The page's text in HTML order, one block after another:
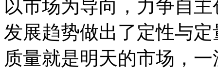
以市场为导向，力争自
发展趋势做出了定性与
质量就是明天的市场，